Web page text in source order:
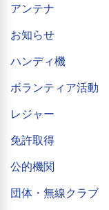
アンテナ
お知らせ
ハンディ機
ボランティア活動
レジャー
免許取得
公的機関
団体・無線クラブ